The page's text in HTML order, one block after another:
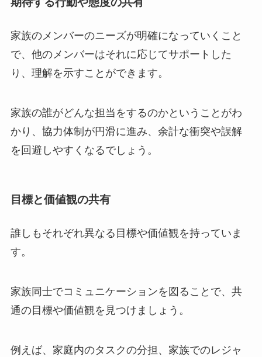
家族のメンバーのニーズが明確になっていくこと
で、他のメンバーはそれに応じてサポートした
り、理解を示すことができます。
家族の誰がどんな担当をするのかということがわ
かり、協力体制が円滑に進み、余計な衝突や誤解
を回避しやすくなるでしょう。
目標と価値観の共有
誰しもそれぞれ異なる目標や価値観を持っていま
す。
家族同士でコミュニケーションを図ることで、共
通の目標や価値観を見つけましょう。
例えば、家庭内のタスクの分担、家族でのレジャ